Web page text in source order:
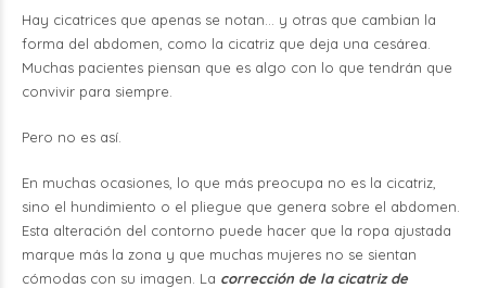
Hay cicatrices que apenas se notan… y otras que cambian la
forma del abdomen, como la cicatriz que deja una cesárea.
Muchas pacientes piensan que es algo con lo que tendrán que
convivir para siempre.
Pero no es así.
En muchas ocasiones, lo que más preocupa no es la cicatriz,
sino el hundimiento o el pliegue que genera sobre el abdomen.
Esta alteración del contorno puede hacer que la ropa ajustada
marque más la zona y que muchas mujeres no se sientan
cómodas con su imagen. La corrección de la cicatriz de